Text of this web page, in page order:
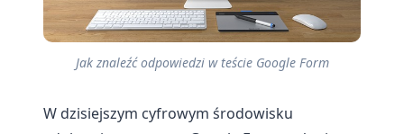
Jak znaleźć odpowiedzi w teście Google Form
W dzisiejszym cyfrowym środowisku